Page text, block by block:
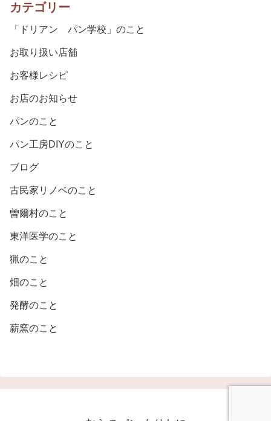
カテゴリー
「ドリアン パン学校」のこと
お取り扱い店舗
お客様レシピ
お店のお知らせ
パンのこと
パン工房DIYのこと
ブログ
古民家リノベのこと
曽爾村のこと
東洋医学のこと
猟のこと
畑のこと
発酵のこと
薪窯のこと